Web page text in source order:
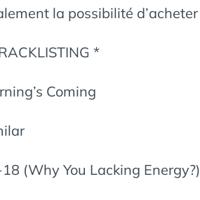
la possibilité
*
Coming
(Why You Lacking Energy?)